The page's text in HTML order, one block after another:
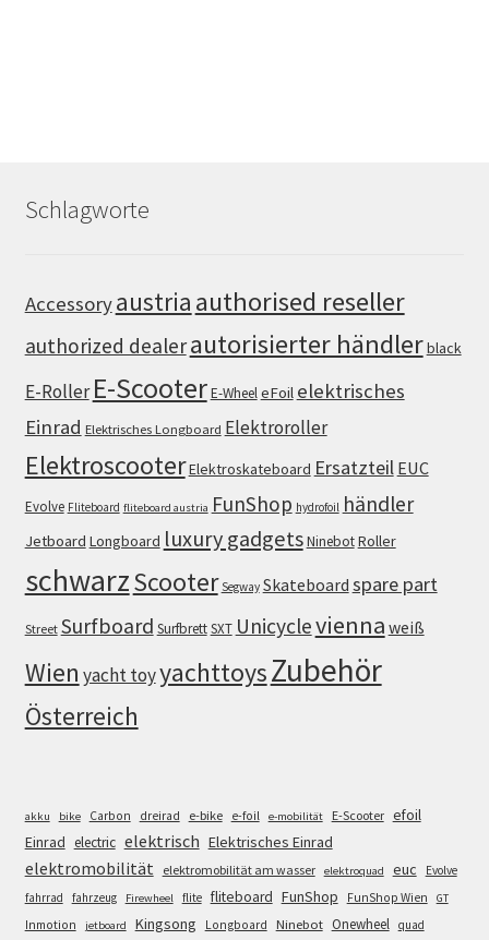
Schlagworte
Accessoryaustria authorised reseller
authorized dealerautorisierter händlerblack
E-Roller E-ScooterE-WheeleFoil elektrisches
Einrad Elektrisches Longboard Elektroroller
ElektroscooterElektroskateboard Ersatzteil EUC
Evolve Fliteboard fliteboard austria FunShop hydrofoil händler
Jetboard Longboard luxury gadgetsNinebotRoller
schwarzScooter Segway Skateboard spare part
Street Surfboard SurfbrettSXT Unicyclevienna weiß
Wien yacht toyyachttoysZubehör
Österreich
akku bike Carbon dreirad e-bike e-foil e-mobilität E-Scooter efoil
Einrad electric elektrisch Elektrisches Einrad
elektromobilität elektromobilität am wasser elektroquad euc
Evolve
fahrrad
fahrzeug Firewheel flite fliteboard FunShop FunShop Wien GT
Inmotion jetboard Kingsong Longboard Ninebot Onewheel quad